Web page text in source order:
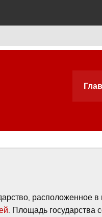
расположенное в
. Площадь государства